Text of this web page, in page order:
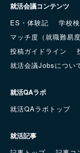
就活会議コンテンツ
ES・体験記
学校
マッチ度（就職難易
投稿ガイドライン
就活会議Jobsについ
就活QAラボ
就活QAラボトップ
就活記事